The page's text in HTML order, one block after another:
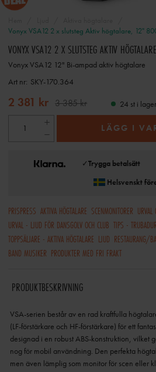
Vonyx VSA12 2 x slutsteg Aktiv högtalare, 12"
VONYX VSA12 2 X SLUTSTEG AKTIV
Vonyx VSA12 12" Bi-ampad aktiv högtalare
Art nr: SKY-170.364
2 381 kr 3 385 kr 24 st i
LÄGG I
✓Trygga betalsätt
Helsvenskt
PRISPRESS AKTIVA HÖGTALARE SCENMONITORER
URVAL - LJUD FÖR DANSGOLV OCH CLUB TIPS -
TOPPSÄLJARE - AKTIVA HÖGTALARE LJUD RESTAURANG/
BAND MUSIKER PRODUKTER MED FRI FRAKT
PRODUKTBESKRIVNING
VSA-serien består av en rad kraftfulla
(LF-förstärkare och HF-förstärkare) för ett
designad i en robust ABS-konstruktion, vilket
nog för mobil användning. Den perfekta
men även lämplig som monitor för scen eller